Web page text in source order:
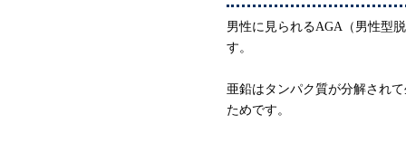
男性に見られるAGA（男性型
す。
亜鉛はタンパク質が分解され
ためです。